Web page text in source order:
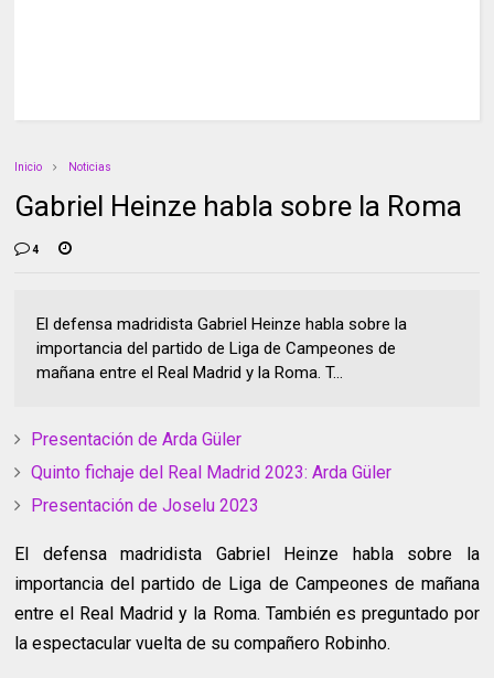
Inicio Noticias
Gabriel Heinze habla sobre la Roma
4
El defensa madridista Gabriel Heinze habla sobre la
importancia del partido de Liga de Campeones de
mañana entre el Real Madrid y la Roma. T...
Presentación de Arda Güler
Quinto fichaje del Real Madrid 2023: Arda Güler
Presentación de Joselu 2023
El defensa madridista Gabriel Heinze habla sobre la
importancia del partido de Liga de Campeones de mañana
entre el Real Madrid y la Roma. También es preguntado por
la espectacular vuelta de su compañero Robinho.